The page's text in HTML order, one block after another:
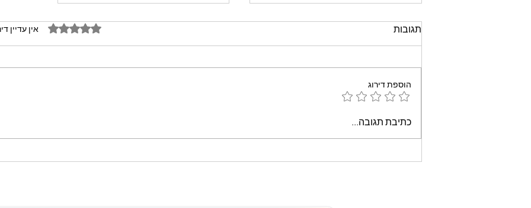
עוגת שוקולד קלה וממכרת
תגובות דירוג של 0 מתוך 5 כוכבים אין עדיין
הוספת דירוג
כתיבת תגובה...